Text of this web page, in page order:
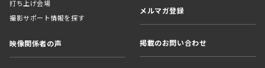
打ち上げ会場
撮影サポート情報を探す
映像関係者の声
メルマガ登録
掲載のお問い合わせ